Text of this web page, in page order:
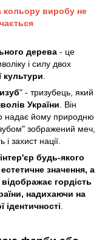
кольору виробу не
дерева - це
і силу двох
культури
" - тризубець, який
України . Він
надає йому природню
зображений меч,
захист нації.
будь-якого
значення, а
гордість
надихаючи на
ідентичності